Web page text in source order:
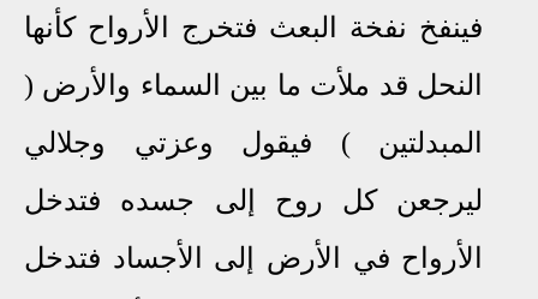
فينفخ نفخة البعث فتخرج الأرواح كأنها
النحل قد ملأت ما بين السماء والأرض (
المبدلتين ) فيقول وعزتي وجلالي
ليرجعن كل روح إلى جسده فتدخل
الأرواح في الأرض إلى الأجساد فتدخل